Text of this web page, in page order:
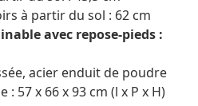
à partir du sol : 62 cm
avec repose-pieds :
acier enduit de poudre
: 57 x 66 x 93 cm (l x P x H)